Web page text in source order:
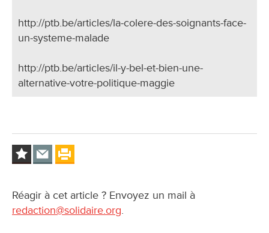
http://ptb.be/articles/la-colere-des-soignants-face-
un-systeme-malade
http://ptb.be/articles/il-y-bel-et-bien-une-
alternative-votre-politique-maggie
Réagir à cet article ? Envoyez un mail à
redaction@solidaire.org.